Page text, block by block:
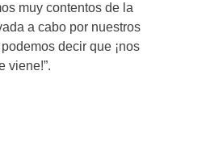
muy contentos de la
a cabo por nuestros
decir que ¡nos
viene!”.